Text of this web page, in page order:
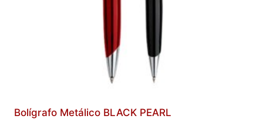
Bolígrafo Metálico BLACK PEARL